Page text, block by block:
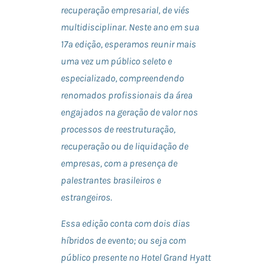
recuperação empresarial, de viés
multidisciplinar. Neste ano em sua
17ª edição, esperamos reunir mais
uma vez um público seleto e
especializado, compreendendo
renomados profissionais da área
engajados na geração de valor nos
processos de reestruturação,
recuperação ou de liquidação de
empresas, com a presença de
palestrantes brasileiros e
estrangeiros.
Essa edição conta com dois dias
híbridos de evento; ou seja com
público presente no Hotel Grand Hyatt